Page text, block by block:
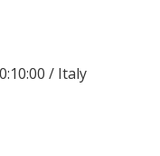
/ Italy